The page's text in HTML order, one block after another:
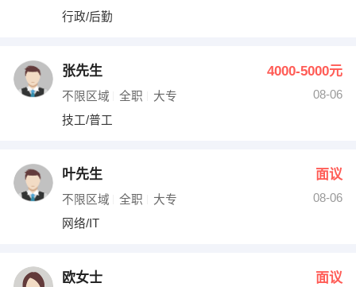
行政/后勤
张先生 4000-5000元
不限区域 全职 大专
08-06
技工/普工
叶先生 面议
不限区域 全职 大专
08-06
网络/IT
欧女士 面议